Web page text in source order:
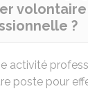
?
activité
poste pour